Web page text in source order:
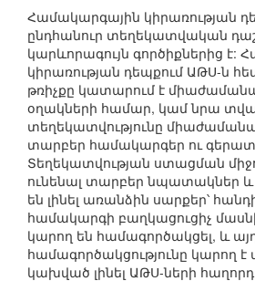
Համակարգային կիրառության
ընդհանուր տեղեկատվական
կարևորագույն գործիքներից է:
կիրառության դեպքում ԱԹՍ-ն
թռիչքը կատարում է
օղակների համար, կամ նրա
տեղեկատվությունը
տարբեր համակարգեր ու
Տեղեկատվության ստացման
ունենալ տարբեր նպատակներ և
են լինել առանձին սարքեր՝
համակարգի բաղկացուցիչ
կարող են համագործակցել, և
համագործակցությունը կարող
կախված լինել ԱԹՍ-ների